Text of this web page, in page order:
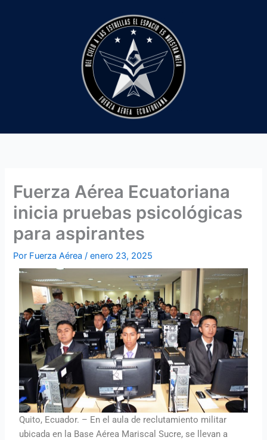
Fuerza Aérea Ecuatoriana
inicia pruebas psicológicas
para aspirantes
Por Fuerza Aérea/enero 23, 2025
Quito, Ecuador. – En el aula de reclutamiento militar
ubicada en la Base Aérea Mariscal Sucre, se llevan a